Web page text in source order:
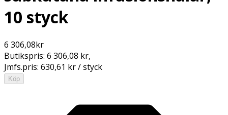
10 styck
6 306,08kr
Butikspris: 6 306,08 kr,
Jmfs.pris: 630,61 kr / styck
Köp